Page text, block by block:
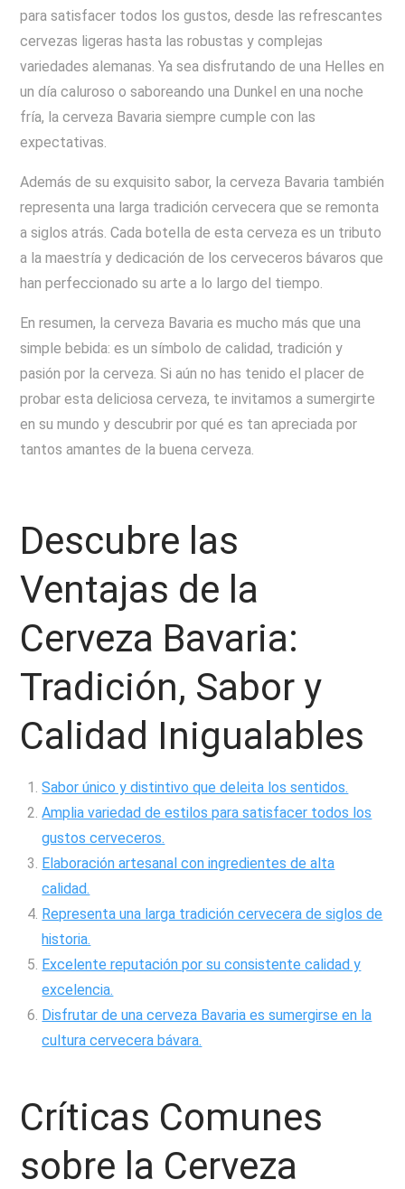
para satisfacer todos los gustos, desde las refrescantes
cervezas ligeras hasta las robustas y complejas
variedades alemanas. Ya sea disfrutando de una Helles en
un día caluroso o saboreando una Dunkel en una noche
fría, la cerveza Bavaria siempre cumple con las
expectativas.
Además de su exquisito sabor, la cerveza Bavaria también
representa una larga tradición cervecera que se remonta
a siglos atrás. Cada botella de esta cerveza es un tributo
a la maestría y dedicación de los cerveceros bávaros que
han perfeccionado su arte a lo largo del tiempo.
En resumen, la cerveza Bavaria es mucho más que una
simple bebida: es un símbolo de calidad, tradición y
pasión por la cerveza. Si aún no has tenido el placer de
probar esta deliciosa cerveza, te invitamos a sumergirte
en su mundo y descubrir por qué es tan apreciada por
tantos amantes de la buena cerveza.
Descubre las
Ventajas de la
Cerveza Bavaria:
Tradición, Sabor y
Calidad Inigualables
Sabor único y distintivo que deleita los sentidos.
Amplia variedad de estilos para satisfacer todos los
gustos cerveceros.
Elaboración artesanal con ingredientes de alta
calidad.
Representa una larga tradición cervecera de siglos de
historia.
Excelente reputación por su consistente calidad y
excelencia.
Disfrutar de una cerveza Bavaria es sumergirse en la
cultura cervecera bávara.
Críticas Comunes
sobre la Cerveza